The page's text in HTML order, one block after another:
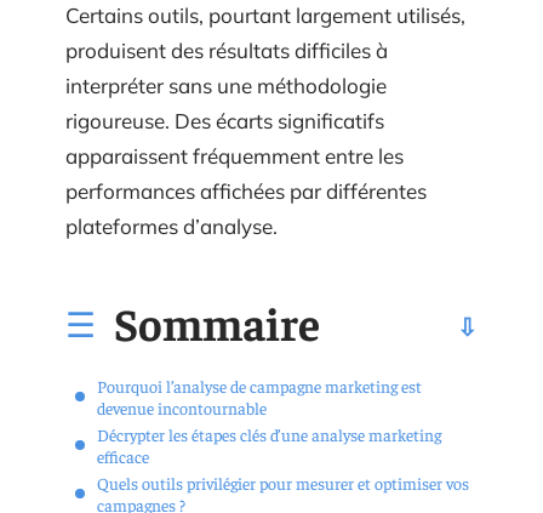
Certains outils, pourtant largement utilisés,
produisent des résultats difficiles à
interpréter sans une méthodologie
rigoureuse. Des écarts significatifs
apparaissent fréquemment entre les
performances affichées par différentes
plateformes d’analyse.
Sommaire
Pourquoi l’analyse de campagne marketing est
devenue incontournable
Décrypter les étapes clés d’une analyse marketing
efficace
Quels outils privilégier pour mesurer et optimiser vos
campagnes ?